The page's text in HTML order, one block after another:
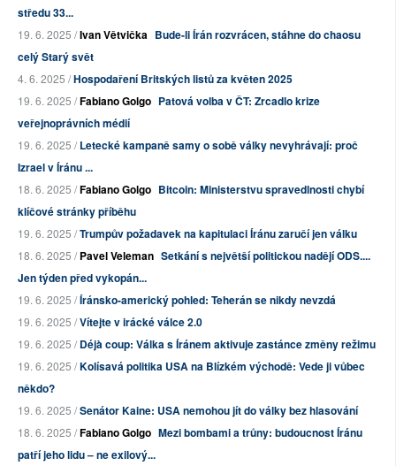
středu 33...
19. 6. 2025 /Ivan Větvička Bude-li Írán rozvrácen, stáhne do chaosu
celý Starý svět
4. 6. 2025 /Hospodaření Britských listů za květen 2025
19. 6. 2025 /Fabiano Golgo Patová volba v ČT: Zrcadlo krize
veřejnoprávních médií
19. 6. 2025 /Letecké kampaně samy o sobě války nevyhrávají: proč
Izrael v Íránu ...
18. 6. 2025 /Fabiano Golgo Bitcoin: Ministerstvu spravedlnosti chybí
klíčové stránky příběhu
19. 6. 2025 /Trumpův požadavek na kapitulaci Íránu zaručí jen válku
18. 6. 2025 /Pavel Veleman Setkání s největší politickou nadějí ODS....
Jen týden před vykopán...
19. 6. 2025 /Íránsko-americký pohled: Teherán se nikdy nevzdá
19. 6. 2025 /Vítejte v irácké válce 2.0
19. 6. 2025 /Déjà coup: Válka s Íránem aktivuje zastánce změny režimu
19. 6. 2025 /Kolísavá politika USA na Blízkém východě: Vede ji vůbec
někdo?
19. 6. 2025 /Senátor Kaine: USA nemohou jít do války bez hlasování
18. 6. 2025 /Fabiano Golgo Mezi bombami a trůny: budoucnost Íránu
patří jeho lidu – ne exilový...